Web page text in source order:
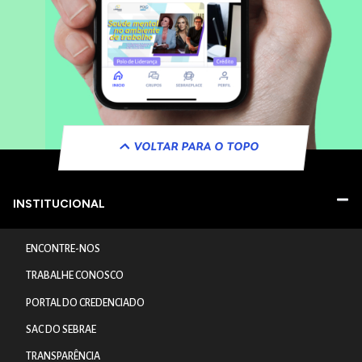
VOLTAR PARA O TOPO
INSTITUCIONAL
ENCONTRE-NOS
TRABALHE CONOSCO
PORTAL DO CREDENCIADO
SAC DO SEBRAE
TRANSPARÊNCIA